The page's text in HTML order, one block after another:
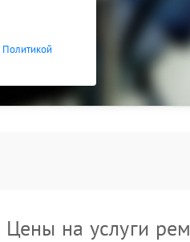
Политикой
Цены на услуги